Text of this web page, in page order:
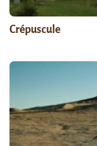
Crépuscule